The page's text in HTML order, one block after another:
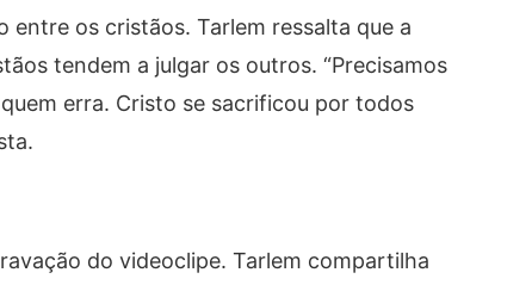
entre os cristãos. Tarlem ressalta que a
tendem a julgar os outros. “Precisamos
erra. Cristo se sacrificou por todos
do videoclipe. Tarlem compartilha